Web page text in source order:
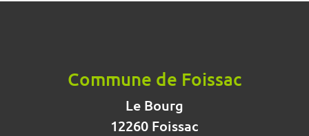
Commune de Foissac
Le Bourg
12260 Foissac